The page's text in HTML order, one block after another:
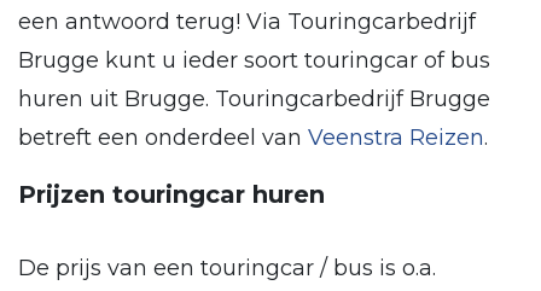
een antwoord terug! Via Touringcarbedrijf
Brugge kunt u ieder soort touringcar of bus
huren uit Brugge. Touringcarbedrijf Brugge
betreft een onderdeel van Veenstra Reizen.
Prijzen touringcar huren
De prijs van een touringcar / bus is o.a.